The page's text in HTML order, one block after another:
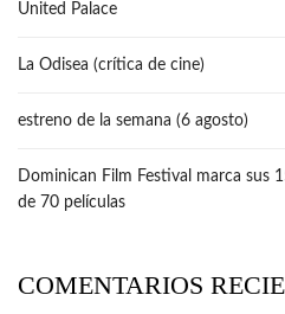
United Palace
La Odisea (crítica de cine)
estreno de la semana (6 agosto)
Dominican Film Festival marca sus
de 70 películas
COMENTARIOS